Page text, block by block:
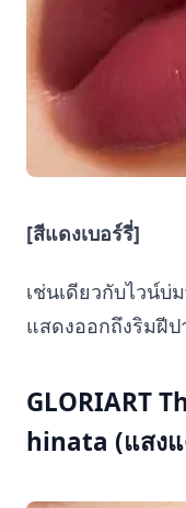
[สีแดงเบอร์รี่]
เช่นเดียวกับไวน์
แสดงออกถึงริมฝี
GLORIART
hinata (แสง